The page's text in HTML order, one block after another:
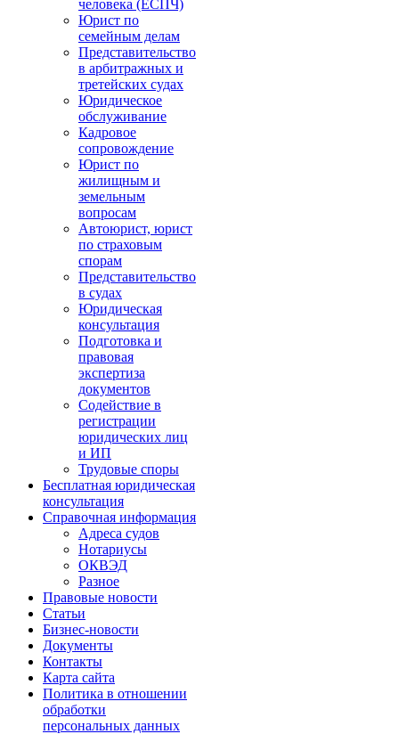
человека (ЕСПЧ)
Юрист по
семейным делам
Представительство
в арбитражных и
третейских судах
Юридическое
обслуживание
Кадровое
сопровождение
Юрист по
жилищным и
земельным
вопросам
Автоюрист, юрист
по страховым
спорам
Представительство
в судах
Юридическая
консультация
Подготовка и
правовая
экспертиза
документов
Содействие в
регистрации
юридических лиц
и ИП
Трудовые споры
Бесплатная юридическая
консультация
Справочная информация
Адреса судов
Нотариусы
ОКВЭД
Разное
Правовые новости
Статьи
Бизнес-новости
Документы
Контакты
Карта сайта
Политика в отношении
обработки
персональных данных